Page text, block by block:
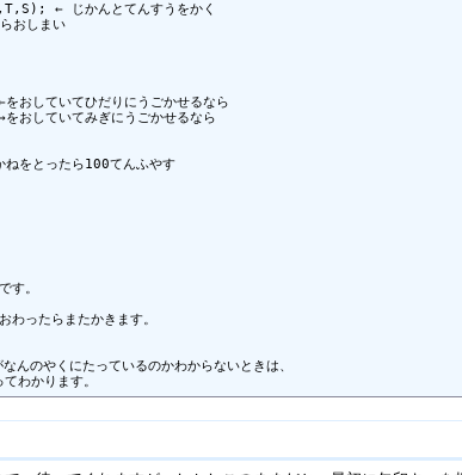
← じかんとてんすうをかく
おしまい
ていてひだりにうごかせるなら
ていてみぎにうごかせるなら
とったら100てんふやす
す。
わったらまたかきます。
んのやくにたっているのかわからないときは、
わかります。